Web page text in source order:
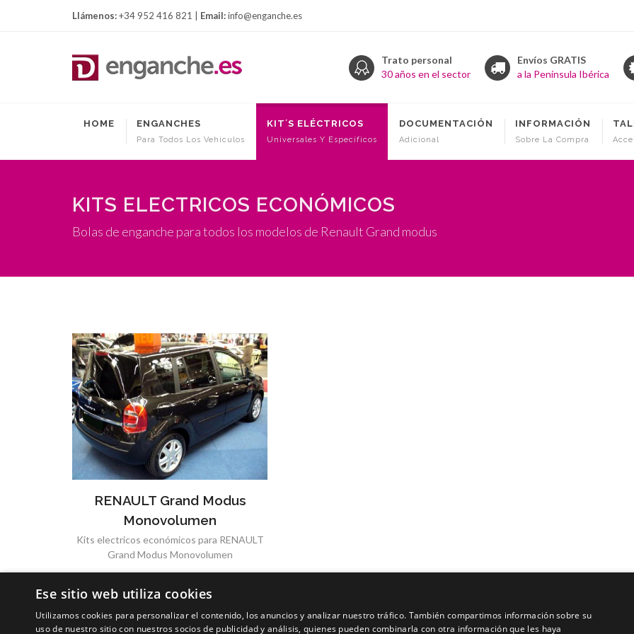
Llámenos:+34 952 416 821 | Email:info@enganche.es
Trato personal
30 años en el sector
Envíos GRATIS
a la Península Ibérica
HOME ENGANCHES
Para Todos Los Vehículos
KIT´S ELÉCTRICOS
Universales Y Específicos
DOCUMENTACIÓN
Adicional
INFORMACIÓN
Sobre La Compra
KITS ELECTRICOS ECONÓMICOS
Bolas de enganche para todos los modelos de Renault Grand modus
RENAULT Grand Modus
Monovolumen
Kits electricos económicos para RENAULT
Grand Modus Monovolumen
Ese sitio web utiliza cookies
Utilizamos cookies para personalizar el contenido, los anuncios y analizar nuestro tráfico. También compartimos información sobre su
uso de nuestro sitio con nuestros socios de publicidad y análisis, quienes pueden combinarla con otra información que les haya